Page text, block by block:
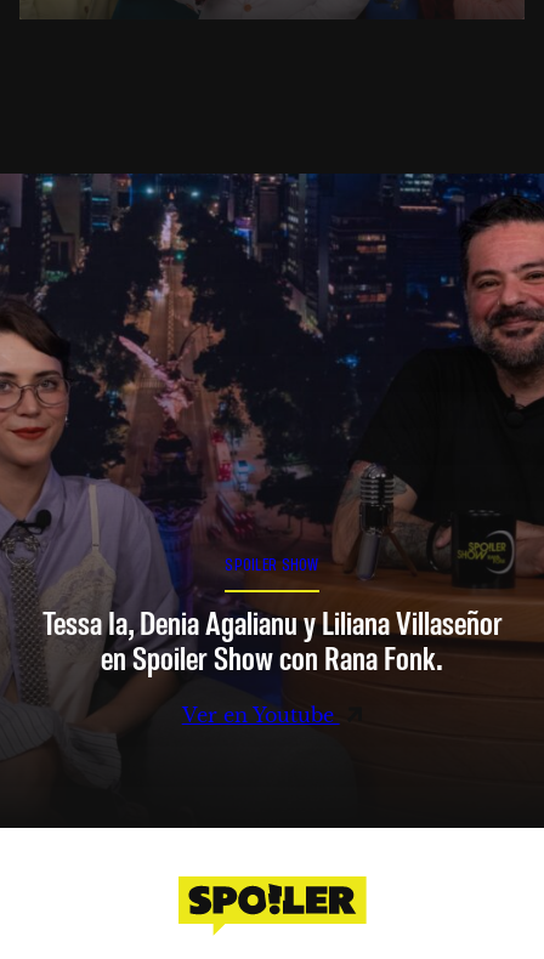
SPOILER SHOW
Tessa Ia, Denia Agalianu y Liliana Villaseñor
en Spoiler Show con Rana Fonk.
Ver en Youtube